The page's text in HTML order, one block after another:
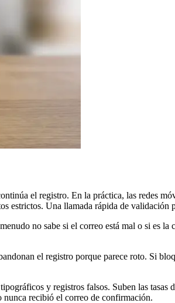
el registro. En la práctica, las redes
estrictos. Una llamada rápida de
no sabe si el correo está mal o si es
el registro porque parece roto. Si
y registros falsos. Suben las tasas
nunca recibió el correo de confirmación.